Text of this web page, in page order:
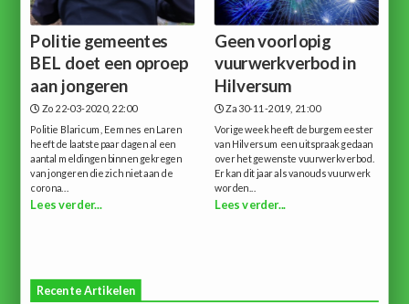
Politie gemeentes
BEL doet een oproep
aan jongeren
Zo 22-03-2020, 22:00
Politie Blaricum, Eemnes en Laren
heeft de laatste paar dagen al een
aantal meldingen binnen gekregen
van jongeren die zich niet aan de
corona...
Lees verder...
Geen voorlopig
vuurwerkverbod in
Hilversum
Za 30-11-2019, 21:00
Vorige week heeft de burgemeester
van Hilversum een uitspraak gedaan
over het gewenste vuurwerkverbod.
Er kan dit jaar als vanouds vuurwerk
worden...
Lees verder...
Recente Artikelen